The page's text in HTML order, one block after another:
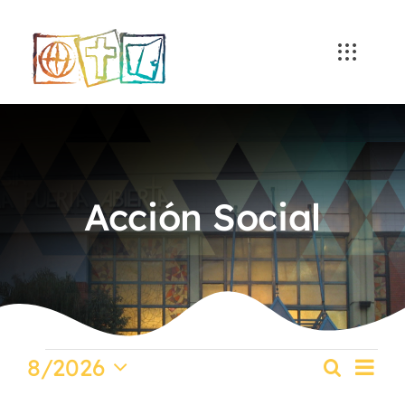
content
Acción Social
Eventos Buscar
Mes
8/2026